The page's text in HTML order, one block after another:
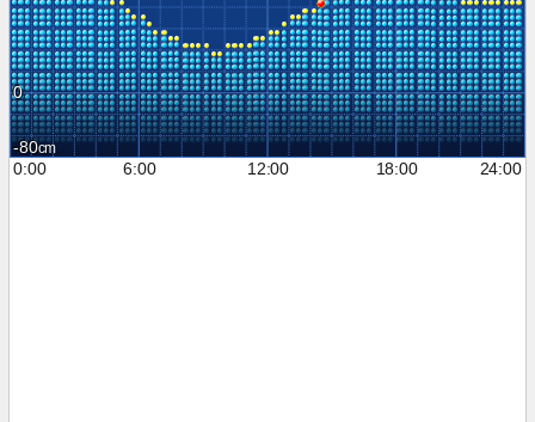
0
-80
0:00
6:00 12:00 18:00 24:00